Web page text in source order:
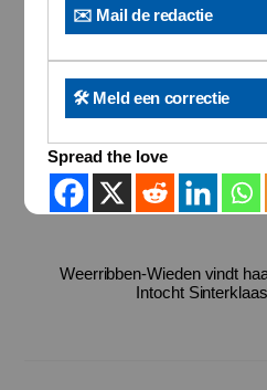
✉️ Mail de redactie
🛠️ Meld een correctie
Spread the love
Weerribben-Wieden vindt
Intocht